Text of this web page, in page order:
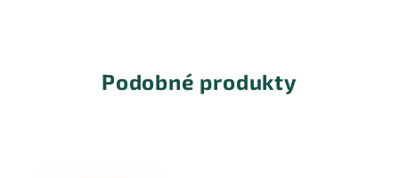
Podobné produkty